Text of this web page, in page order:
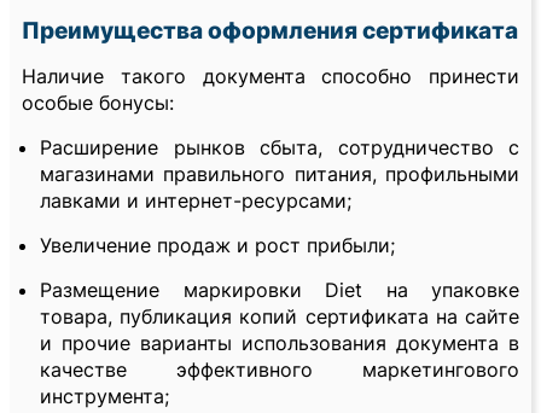
Преимущества оформления сертификата
Наличие такого документа способно принести
особые бонусы:
Расширение рынков сбыта, сотрудничество с
магазинами правильного питания, профильными
лавками и интернет-ресурсами;
Увеличение продаж и рост прибыли;
Размещение маркировки Diet на упаковке
товара, публикация копий сертификата на сайте
и прочие варианты использования документа в
качестве эффективного маркетингового
инструмента;